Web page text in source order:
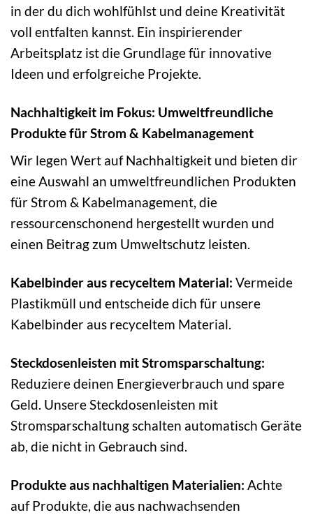
in der du dich wohlfühlst und deine Kreativität
voll entfalten kannst. Ein inspirierender
Arbeitsplatz ist die Grundlage für innovative
Ideen und erfolgreiche Projekte.
Nachhaltigkeit im Fokus: Umweltfreundliche
Produkte für Strom & Kabelmanagement
Wir legen Wert auf Nachhaltigkeit und bieten dir
eine Auswahl an umweltfreundlichen Produkten
für Strom & Kabelmanagement, die
ressourcenschonend hergestellt wurden und
einen Beitrag zum Umweltschutz leisten.
Kabelbinder aus recyceltem Material: Vermeide
Plastikmüll und entscheide dich für unsere
Kabelbinder aus recyceltem Material.
Steckdosenleisten mit Stromsparschaltung:
Reduziere deinen Energieverbrauch und spare
Geld. Unsere Steckdosenleisten mit
Stromsparschaltung schalten automatisch Geräte
ab, die nicht in Gebrauch sind.
Produkte aus nachhaltigen Materialien: Achte
auf Produkte, die aus nachwachsenden